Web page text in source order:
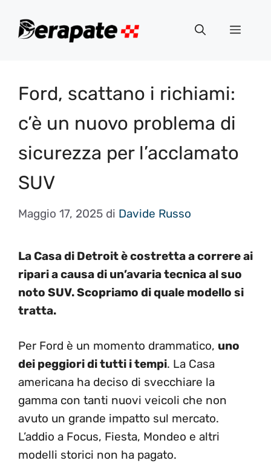
Menu
Ford, scattano i richiami:
c’è un nuovo problema di
sicurezza per l’acclamato
SUV
Maggio 17, 2025 di Davide Russo
La Casa di Detroit è costretta a correre ai
ripari a causa di un’avaria tecnica al suo
noto SUV. Scopriamo di quale modello si
tratta.
Per Ford è un momento drammatico, uno
dei peggiori di tutti i tempi. La Casa
americana ha deciso di svecchiare la
gamma con tanti nuovi veicoli che non
avuto un grande impatto sul mercato.
L’addio a Focus, Fiesta, Mondeo e altri
modelli storici non ha pagato.